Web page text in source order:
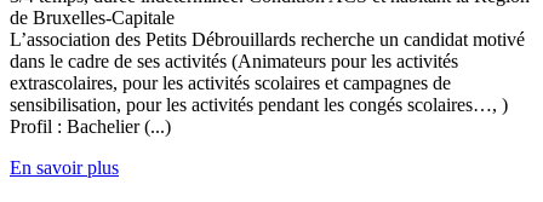
de Bruxelles-Capitale
L’association des Petits Débrouillards recherche un candidat motivé
dans le cadre de ses activités (Animateurs pour les activités
extrascolaires, pour les activités scolaires et campagnes de
sensibilisation, pour les activités pendant les congés scolaires…, )
Profil : Bachelier (...)
En savoir plus